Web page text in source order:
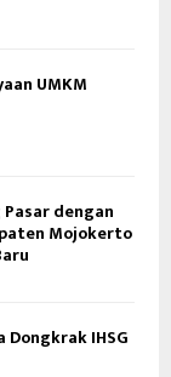
UMKM
dengan
Mojokerto
Dongkrak IHSG